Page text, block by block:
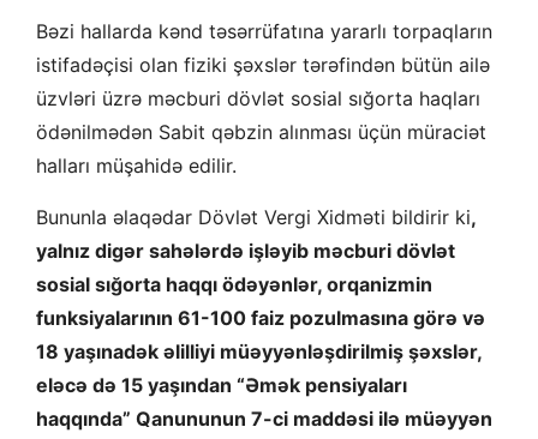
Bəzi hallarda kənd təsərrüfatına yararlı torpaqların
istifadəçisi olan fiziki şəxslər tərəfindən bütün ailə
üzvləri üzrə məcburi dövlət sosial sığorta haqları
ödənilmədən Sabit qəbzin alınması üçün müraciət
halları müşahidə edilir.
Bununla əlaqədar Dövlət Vergi Xidməti bildirir ki,
yalnız digər sahələrdə işləyib məcburi dövlət
sosial sığorta haqqı ödəyənlər, orqanizmin
funksiyalarının 61-100 faiz pozulmasına görə və
18 yaşınadək əlilliyi müəyyənləşdirilmiş şəxslər,
eləcə də 15 yaşından “Əmək pensiyaları
haqqında” Qanununun 7-ci maddəsi ilə müəyyən